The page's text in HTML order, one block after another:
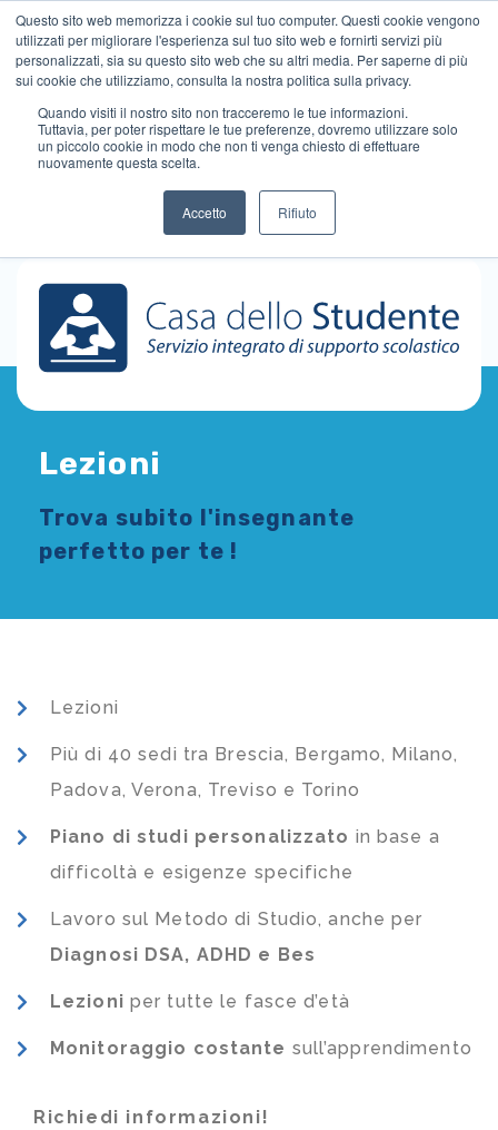
Questo sito web memorizza i cookie sul tuo computer. Questi cookie vengono
utilizzati per migliorare l'esperienza sul tuo sito web e fornirti servizi più
personalizzati, sia su questo sito web che su altri media. Per saperne di più
sui cookie che utilizziamo, consulta la nostra politica sulla privacy.
Quando visiti il ​​nostro sito non tracceremo le tue informazioni.
Tuttavia, per poter rispettare le tue preferenze, dovremo utilizzare solo
un piccolo cookie in modo che non ti venga chiesto di effettuare
nuovamente questa scelta.
Accetto Rifiuto
Lezioni
Trova subito l'insegnante
perfetto per te !
Lezioni
Più di 40 sedi tra Brescia, Bergamo, Milano,
Padova, Verona, Treviso e Torino
Piano di studi personalizzato in base a
difficoltà e esigenze specifiche
Lavoro sul Metodo di Studio, anche per
Diagnosi DSA, ADHD e Bes
Lezioni per tutte le fasce d’età
Monitoraggio costante sull’apprendimento
Richiedi informazioni!